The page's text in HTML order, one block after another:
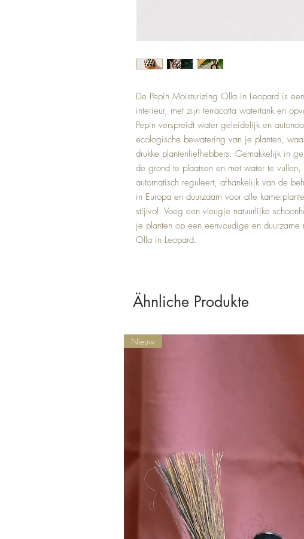
De Pepin Moisturizing Olla in Leopard is
interieur, met zijn terracotta watertank en
Pepin verspreidt water geleidelijk en
ecologische bewatering van je planten,
drukke plantenliefhebbers. Gemakkelijk in
de grond te plaatsen en met water te
automatisch reguleert, afhankelijk van de
in Europa en duurzaam voor alle
stijlvol. Voeg een vleugje natuurlijke
je planten op een eenvoudige en
Olla in Leopard.
Ähnliche Produkte
Nieuw